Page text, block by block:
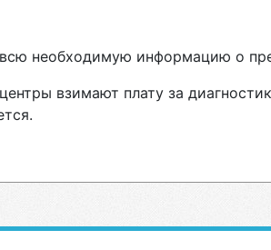
всю необходимую информацию о
взимают плату за